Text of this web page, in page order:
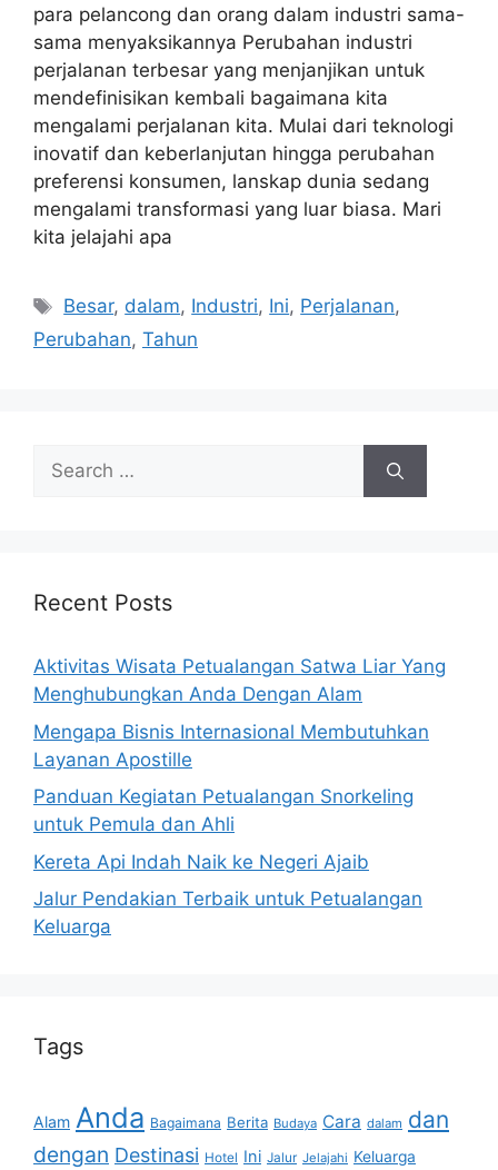
para pelancong dan orang dalam industri sama-
sama menyaksikannya Perubahan industri
perjalanan terbesar yang menjanjikan untuk
mendefinisikan kembali bagaimana kita
mengalami perjalanan kita. Mulai dari teknologi
inovatif dan keberlanjutan hingga perubahan
preferensi konsumen, lanskap dunia sedang
mengalami transformasi yang luar biasa. Mari
kita jelajahi apa
Tags
Besar, dalam, Industri, Ini, Perjalanan,
Perubahan, Tahun
Search
for:
Recent Posts
Aktivitas Wisata Petualangan Satwa Liar Yang
Menghubungkan Anda Dengan Alam
Mengapa Bisnis Internasional Membutuhkan
Layanan Apostille
Panduan Kegiatan Petualangan Snorkeling
untuk Pemula dan Ahli
Kereta Api Indah Naik ke Negeri Ajaib
Jalur Pendakian Terbaik untuk Petualangan
Keluarga
Tags
Alam Anda Bagaimana Berita Budaya Cara dalam dan
dengan Destinasi Hotel Ini Jalur Jelajahi Keluarga